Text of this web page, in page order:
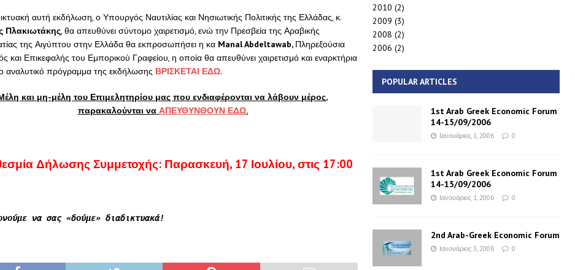
αυτή εκδήλωση, ο Υπουργός Ναυτιλίας και Νησιωτικής Πολιτικής της Ελλάδας, κ.
Πλακιωτάκης, θα απευθύνει σύντομο χαιρετισμό, ενώ την Πρεσβεία της Αραβικής
της Αιγύπτου στην Ελλάδα θα εκπροσωπήσει η κα Manal Abdeltawab, Πληρεξούσια
και Επικεφαλής του Εμπορικού Γραφείου, η οποία θα απευθύνει χαιρετισμό και εναρκτήρια
αναλυτικό πρόγραμμα της εκδήλωσης ΒΡΙΣΚΕΤΑΙ ΕΔΩ.
και μη-μέλη του Επιμελητηρίου μας που ενδιαφέρονται να λάβουν μέρος,
παρακαλούνται να ΑΠΕΥΘΥΝΘΟΥΝ ΕΔΩ.
Δήλωσης Συμμετοχής: Παρασκευή, 17 Ιουλίου, στις 17:00
να σας «δούμε» διαδικτυακά!
2010 (2)
2009 (3)
2008 (2)
2006 (2)
POPULAR ARTICLES
1st Arab Greek Economic Forum
14-15/09/2006
Ιανουάριος 1, 2006 0
1st Arab Greek Economic Forum
14-15/09/2006
Ιανουάριος 1, 2006 0
2nd Arab-Greek Economic Forum
Ιανουάριος 3, 2008 0